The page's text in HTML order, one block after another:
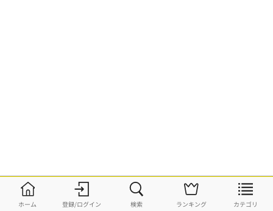
ホーム 登録/ログイン 検索 ランキング カテゴリ